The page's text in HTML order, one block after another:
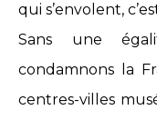
qui s’envolent,
Sans une
condamnons la
centres-villes